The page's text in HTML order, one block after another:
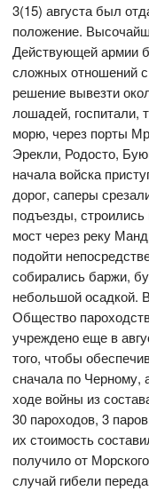
3(15) августа был
положение.
Действующей армии
сложных отношений
решение вывезти
лошадей,
морю, через порты
Эрекли, Родосто,
начала войска
дорог, саперы
подъезды,
мост через реку
подойти
собирались баржи,
небольшой осадкой.
Общество
учреждено еще в
того, чтобы
сначала по Черному,
ходе войны из
30 пароходов, 3
их стоимость
получило от
случай гибели